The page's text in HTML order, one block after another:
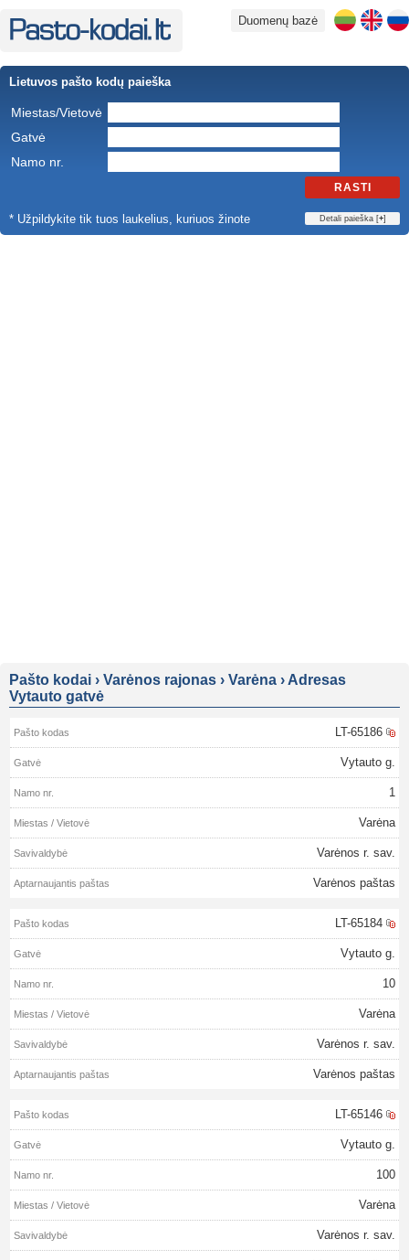
Duomenų bazė
Lietuvos pašto kodų paieška
Miestas/Vietovė
Gatvė
Namo nr.
RASTI
* Užpildykite tik tuos laukelius, kuriuos žinote Detali paieška [+]
Pašto kodai › Varėnos rajonas › Varėna › Adresas
Vytauto gatvė
LT-65186
Vytauto g.
1
Varėna
Varėnos r. sav.
Varėnos paštas
LT-65184
Vytauto g.
10
Varėna
Varėnos r. sav.
Varėnos paštas
LT-65146
Vytauto g.
100
Varėna
Varėnos r. sav.